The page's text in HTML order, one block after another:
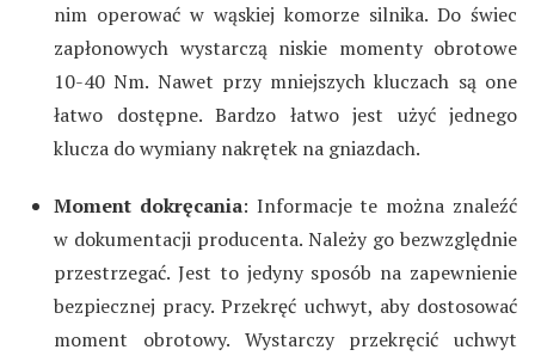
nim operować w wąskiej komorze silnika. Do świec
zapłonowych wystarczą niskie momenty obrotowe
10-40 Nm. Nawet przy mniejszych kluczach są one
łatwo dostępne. Bardzo łatwo jest użyć jednego
klucza do wymiany nakrętek na gniazdach.
Moment dokręcania: Informacje te można znaleźć
w dokumentacji producenta. Należy go bezwzględnie
przestrzegać. Jest to jedyny sposób na zapewnienie
bezpiecznej pracy. Przekręć uchwyt, aby dostosować
moment obrotowy. Wystarczy przekręcić uchwyt